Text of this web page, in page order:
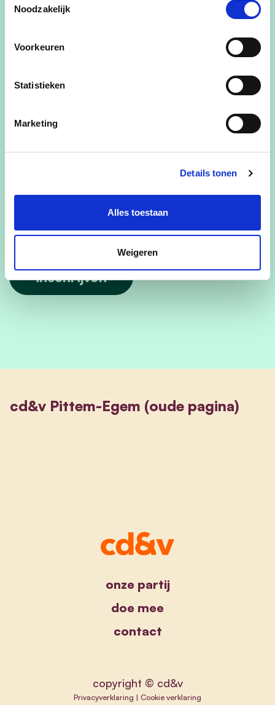
Noodzakelijk
Voorkeuren
Statistieken
Marketing
Details tonen
Alles toestaan
Weigeren
Ja, cd&v mag me contacteren voor zaken aangaande dit
evenement
cd&v Pittem-Egem (oude pagina)
onze partij
doe mee
contact
copyright © cd&v
Privacyverklaring | Cookie verklaring